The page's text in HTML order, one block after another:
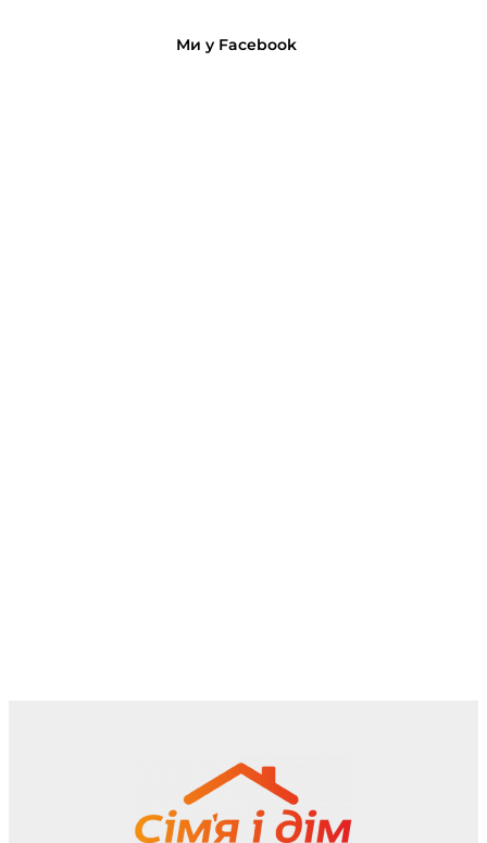
Ми у Facebook